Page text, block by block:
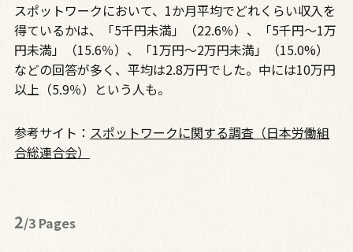
スポットワークにおいて、 1か月平均でどれくらい収入を
得ているかは、「5千円未満」（22.6％）、「5千円～1万
円未満」（15.6％）、「1万円～2万円未満」（15.0%）
などの回答が多く、平均は2.8万円でした。中には10万円
以上（5.9％）という人も。
参考サイト： スポットワークに関する調査（日本労働組
合総連合会）
2/3 Pages